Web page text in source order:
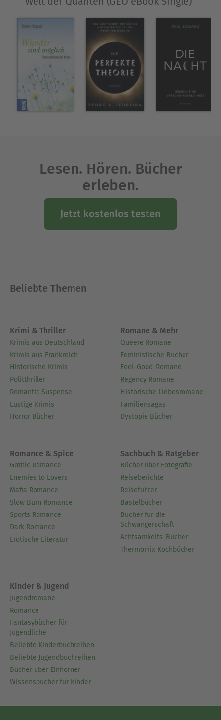
Lesen. Hören. Bücher
erleben.
Jetzt kostenlos testen
Beliebte Themen
Krimi & Thriller
Krimis aus Deutschland
Krimis aus Frankreich
Historische Krimis
Politthriller
Romantic Suspense
Lustige Krimis
Horror Bücher
Romane & Mehr
Queere Romane
Feministische Bücher
Feel-Good-Romane
Regency Romane
Historische Liebesromane
Familiensagas
Dystopie Bücher
Romance & Spice
Gothic Romance
Enemies to Lovers
Mafia Romance
Slow Burn Romance
Sports Romance
Dark Romance
Erotische Literatur
Sachbuch & Ratgeber
Bücher über Fotografie
Reiseberichte
Reiseführer
Bastelbücher
Bücher für die
Schwangerschaft
Achtsamkeits-Bücher
Thermomix Kochbücher
Kinder & Jugend
Jugendromane
Romance
Fantasybücher für
Jugendliche
Beliebte Kinderbuchreihen
Beliebte Jugendbuchreihen
Bücher über Einhörner
Wissensbücher für Kinder